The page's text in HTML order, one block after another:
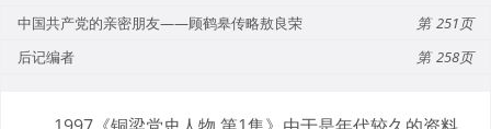
中国共产党的亲密朋友——顾鹤皋传略敖良荣
251
后记编者
258